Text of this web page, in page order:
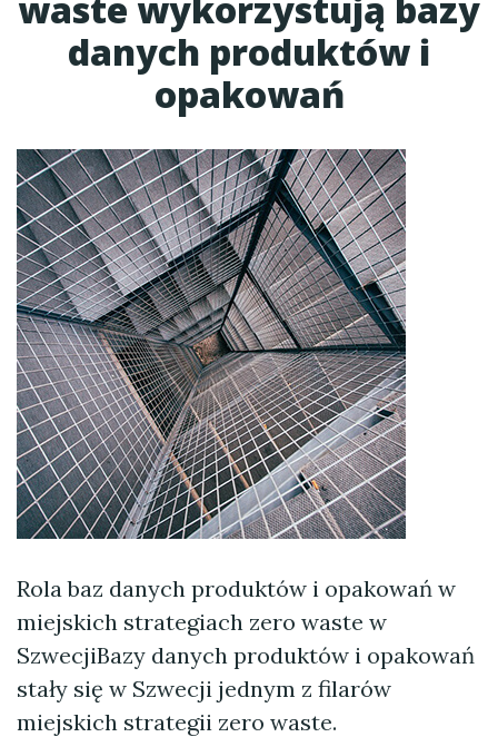
danych produktów i
opakowań
Rola baz danych produktów i opakowań w
miejskich strategiach zero waste w
SzwecjiBazy danych produktów i opakowań
stały się w Szwecji jednym z filarów
miejskich strategii zero waste.